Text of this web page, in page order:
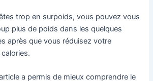
trop en surpoids, vous pouvez vous
plus de poids dans les quelques
après que vous réduisez votre
a permis de mieux comprendre le